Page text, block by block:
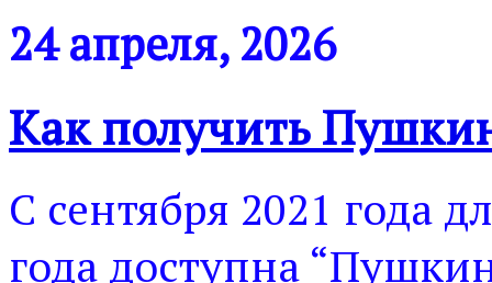
24 апреля, 2026
Как получить
С сентября 2021 года
года доступна